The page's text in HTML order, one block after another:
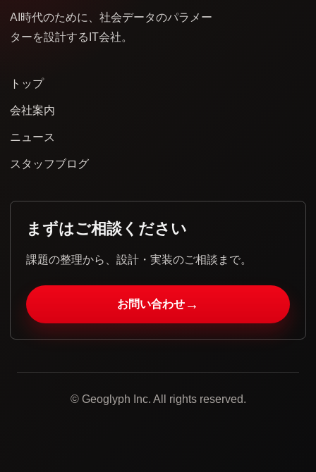
AI時代のために、社会データのパラメー
ターを設計するIT会社。
トップ
会社案内
ニュース
スタッフブログ
まずはご相談ください
課題の整理から、設計・実装のご相談まで。
お問い合わせ →
© Geoglyph Inc. All rights reserved.